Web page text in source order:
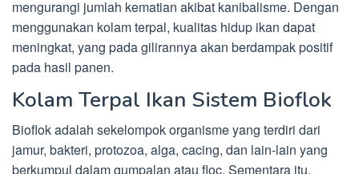
mengurangi jumlah kematian akibat kanibalisme. Dengan
menggunakan kolam terpal, kualitas hidup ikan dapat
meningkat, yang pada gilirannya akan berdampak positif
pada hasil panen.
Kolam Terpal Ikan Sistem Bioflok
Bioflok adalah sekelompok organisme yang terdiri dari
jamur, bakteri, protozoa, alga, cacing, dan lain-lain yang
berkumpul dalam gumpalan atau floc. Sementara itu,